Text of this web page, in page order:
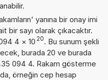
yanına bir onay imi
bir sayı olarak çıkacaktır.
4 × 10 20. Bu sunum şekli
burada 20 ve burada
094 4. Rakam gösterme
örneğin cep hesap